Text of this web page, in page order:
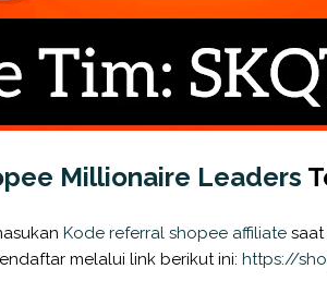
Millionaire Leaders
Kode referral shopee affiliate
melalui link berikut ini: https://